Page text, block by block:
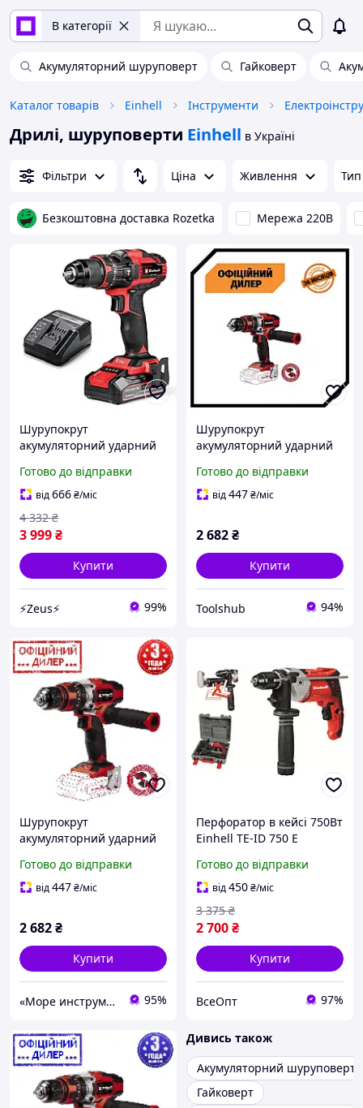
В категорії
Акумуляторний шуруповерт Гайковерт
Каталог товарів Einhell Інструменти
Дрилі, шуруповерти Einhell в Україні
Фільтри Ціна Живлення Тип
Безкоштовна доставка Rozetka Мережа 220В
Шурупокрут
акумуляторний ударний
1x2.5Ah (4514287)
Готово до відправки
від666₴/міс
3 999₴
4 332 ₴
Купити
⚡Zeus⚡ 99%
Шурупокрут
акумуляторний ударний
i-Solo (без АКБ і ЗП) для
будинку
Готово до відправки
від447₴/міс
2 682₴
Купити
Toolshub 94%
Шурупокрут
акумуляторний ударний
i-Solo (без АКБ і ЗП)
Готово до відправки
від447₴/міс
2 682₴
Купити
«Море инструментов» 95%
Перфоратор в кейсі 750Вт
Einhell TE-ID 750 E
швидкозажимним
патроном з блокуванням,
реверс
Готово до відправки
від450₴/міс
2 700₴
3 375 ₴
Купити
ВсеОпт 97%
Дивись також
Акумуляторний шуруповерт
Гайковерт